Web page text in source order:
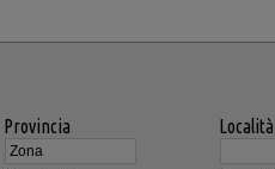
Provincia Località